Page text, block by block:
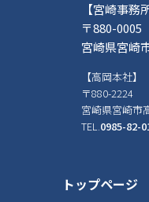
【宮崎事務
〒880-0005
宮崎県宮崎
【高岡本社】
〒880-2224
宮崎県宮崎市
TEL.0985-82-
トップページ